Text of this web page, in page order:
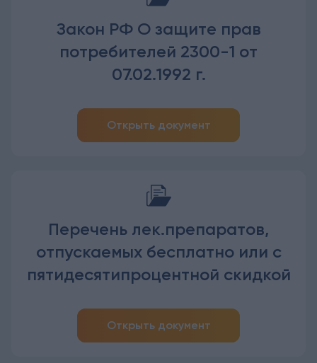
Закон РФ О защите прав
потребителей 2300-1 от
07.02.1992 г.
Открыть документ
Перечень лек.препаратов,
отпускаемых бесплатно или с
пятидесятипроцентной скидкой
Открыть документ